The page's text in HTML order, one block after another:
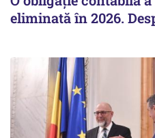
eliminată în 2026.